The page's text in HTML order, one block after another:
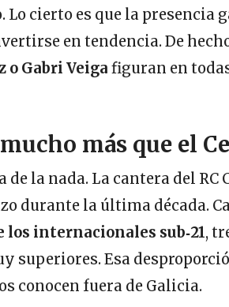
cierto es que la presencia
en tendencia. De
o Gabri Veiga figuran en
más que el
la nada. La cantera del RC
durante la última década.
los internacionales sub‑21,
superiores. Esa
conocen fuera de Galicia.